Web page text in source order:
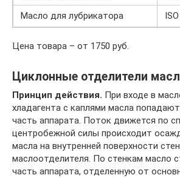
Масло для лубрикатора
Цена товара – от 1750 руб.
Циклонные отделители
Принцип действия. При входе в
хладагента с каплями масла
часть аппарата. Поток движется по
центробежной силы происходит
масла на внутренней поверхности
маслоотделителя. По стенкам масло
часть аппарата, отделенную от